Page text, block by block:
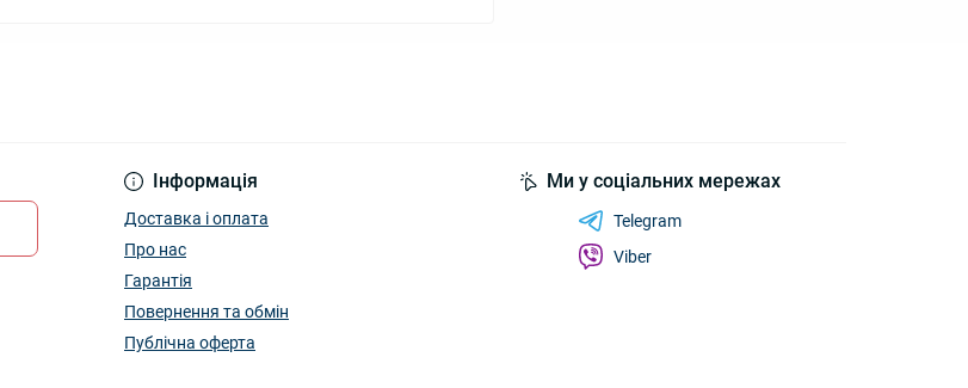
Інформація
Доставка і оплата
Про нас
Гарантія
Повернення та обмін
Публічна оферта
Ми у соціальних мережах
Telegram
Viber